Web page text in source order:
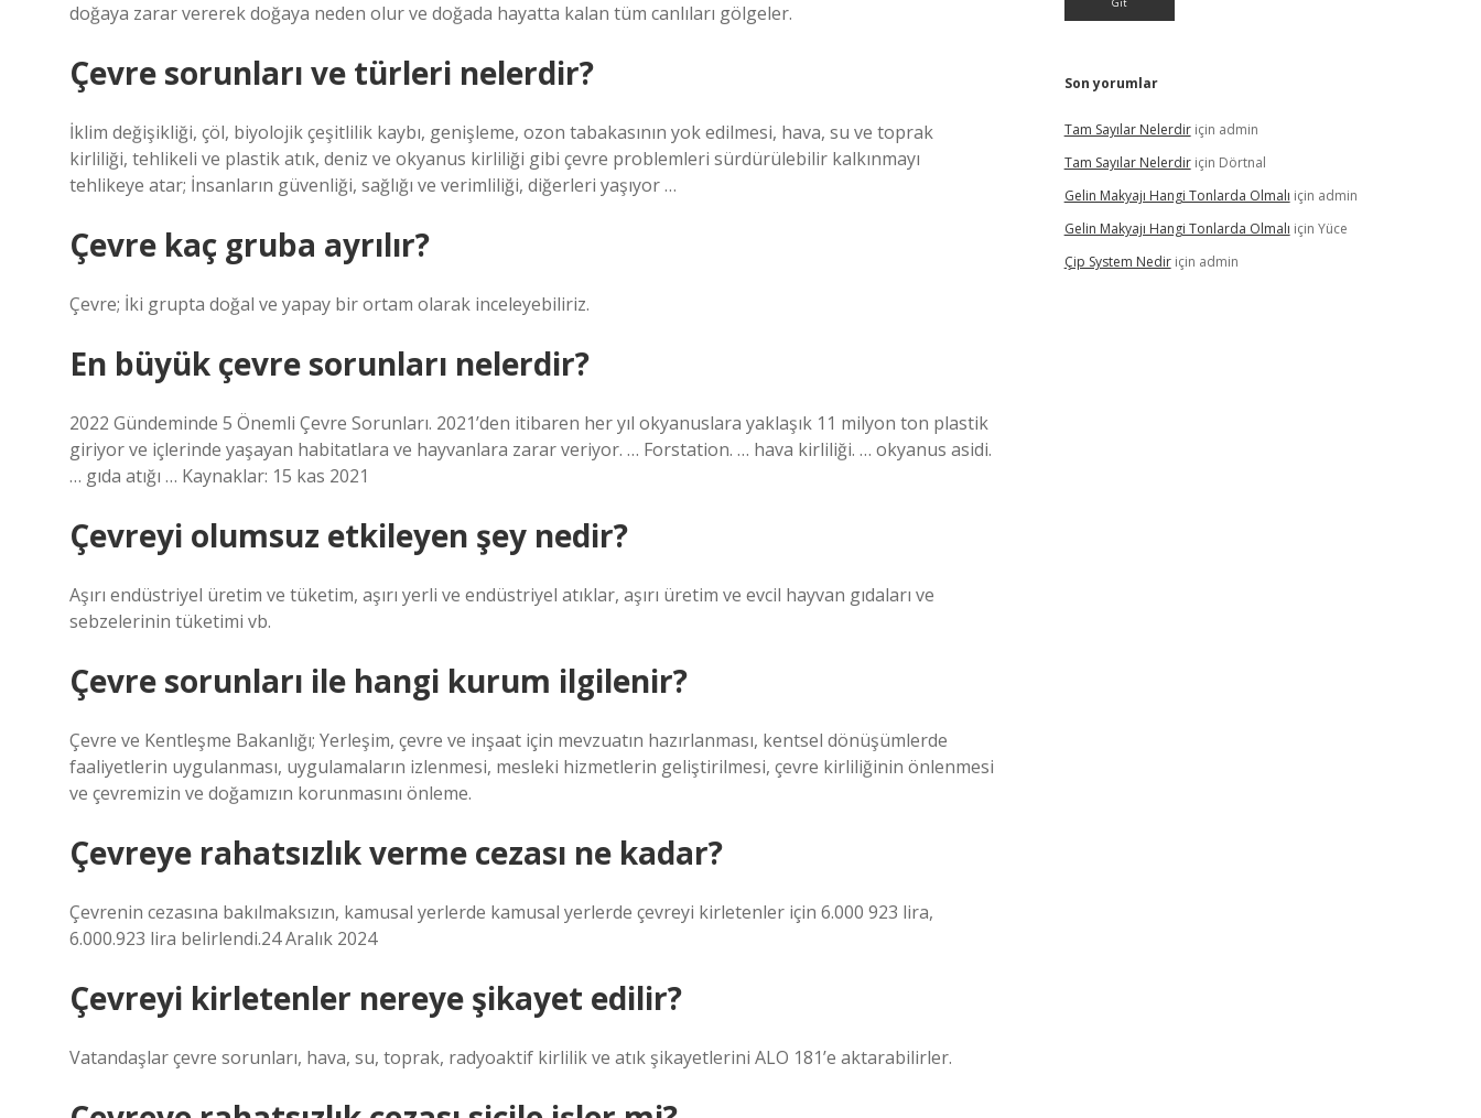
doğaya zarar vererek doğaya neden olur ve doğada hayatta kalan tüm canlıları gölgeler.
Çevre sorunları ve türleri nelerdir?
İklim değişikliği, çöl, biyolojik çeşitlilik kaybı, genişleme, ozon tabakasının yok edilmesi, hava, su ve toprak
kirliliği, tehlikeli ve plastik atık, deniz ve okyanus kirliliği gibi çevre problemleri sürdürülebilir kalkınmayı
tehlikeye atar; İnsanların güvenliği, sağlığı ve verimliliği, diğerleri yaşıyor …
Çevre kaç gruba ayrılır?
Çevre; İki grupta doğal ve yapay bir ortam olarak inceleyebiliriz.
En büyük çevre sorunları nelerdir?
2022 Gündeminde 5 Önemli Çevre Sorunları. 2021’den itibaren her yıl okyanuslara yaklaşık 11 milyon ton plastik
giriyor ve içlerinde yaşayan habitatlara ve hayvanlara zarar veriyor. … Forstation. … hava kirliliği. … okyanus asidi.
… gıda atığı … Kaynaklar: 15 kas 2021
Çevreyi olumsuz etkileyen şey nedir?
Aşırı endüstriyel üretim ve tüketim, aşırı yerli ve endüstriyel atıklar, aşırı üretim ve evcil hayvan gıdaları ve
sebzelerinin tüketimi vb.
Çevre sorunları ile hangi kurum ilgilenir?
Çevre ve Kentleşme Bakanlığı; Yerleşim, çevre ve inşaat için mevzuatın hazırlanması, kentsel dönüşümlerde
faaliyetlerin uygulanması, uygulamaların izlenmesi, mesleki hizmetlerin geliştirilmesi, çevre kirliliğinin önlenmesi
ve çevremizin ve doğamızın korunmasını önleme.
Çevreye rahatsızlık verme cezası ne kadar?
Çevrenin cezasına bakılmaksızın, kamusal yerlerde kamusal yerlerde çevreyi kirletenler için 6.000 923 lira,
6.000.923 lira belirlendi.24 Aralık 2024
Çevreyi kirletenler nereye şikayet edilir?
Vatandaşlar çevre sorunları, hava, su, toprak, radyoaktif kirlilik ve atık şikayetlerini ALO 181’e aktarabilirler.
Son yorumlar
Tam Sayılar Nelerdiriçin admin
Tam Sayılar Nelerdiriçin Dörtnal
Gelin Makyajı Hangi Tonlarda Olmalı için admin
Gelin Makyajı Hangi Tonlarda Olmalı için Yüce
Çip System Nediriçin admin